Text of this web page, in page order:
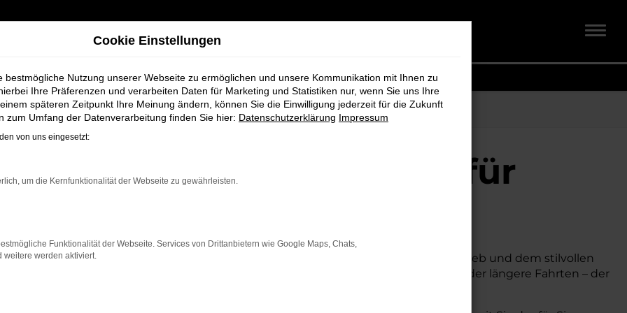
+ Koch für Oldenburg
bei Schmidt + Koch für
einen Neuwagen suchen. Mit seiner modernen Technik, seinem effizienten Antrieb und dem stilvollen
und komfortables Fahrzeug möchte. Egal, ob für den Stadtverkehr oder längere Fahrten – der
und eine herausragende Wirtschaftlichkeit.
Cookie Einstellungen
bestmögliche Nutzung unserer Webseite zu ermöglichen und unsere Kommunikation mit Ihnen zu
Ihre Präferenzen und verarbeiten Daten für Marketing und Statistiken nur, wenn Sie uns Ihre
späteren Zeitpunkt Ihre Meinung ändern, können Sie die Einwilligung jederzeit für die Zukunft
zum Umfang der Datenverarbeitung finden Sie hier: Datenschutzerklärung Impressum
von uns eingesetzt:
um die Kernfunktionalität der Webseite zu gewährleisten.
Funktionalität der Webseite. Services von Drittanbietern wie Google Maps, Chats,
weitere werden aktiviert.